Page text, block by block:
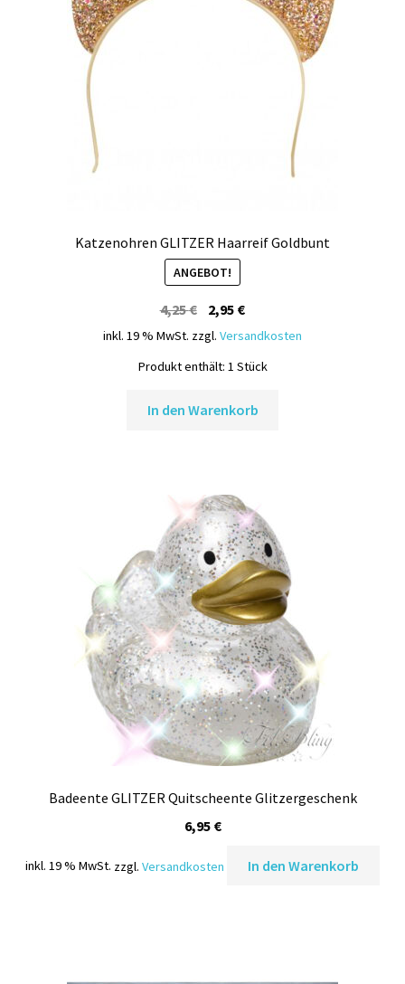
Katzenohren GLITZER Haarreif Goldbunt
ANGEBOT!
4,25€ Ursprünglicher
Preis
4,25 €
2,95 €Aktueller
Preis
2,95 €.
inkl. 19 % MwSt. zzgl. Versandkosten
Produkt enthält: 1 Stück
In den Warenkorb
Badeente GLITZER Quitscheente Glitzergeschenk
6,95 €
inkl. 19 % MwSt. zzgl.Versandkosten In den Warenkorb